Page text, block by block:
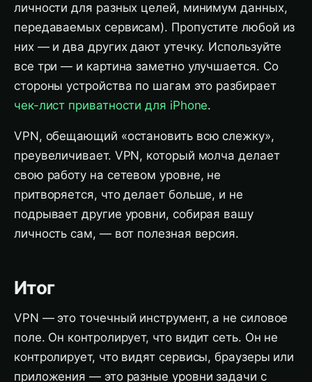
личности для разных целей, минимум данных,
передаваемых сервисам). Пропустите любой из
них — и два других дают утечку. Используйте
все три — и картина заметно улучшается. Со
стороны устройства по шагам это разбирает
чек-лист приватности для iPhone.
VPN, обещающий «остановить всю слежку»,
преувеличивает. VPN, который молча делает
свою работу на сетевом уровне, не
притворяется, что делает больше, и не
подрывает другие уровни, собирая вашу
личность сам, — вот полезная версия.
Итог
VPN — это точечный инструмент, а не силовое
поле. Он контролирует, что видит сеть. Он не
контролирует, что видят сервисы, браузеры или
приложения — это разные уровни задачи с